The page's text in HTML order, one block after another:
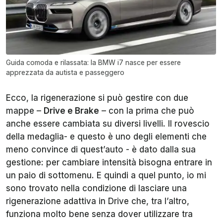
Guida comoda e rilassata: la BMW i7 nasce per essere
apprezzata da autista e passeggero
Ecco, la rigenerazione si può gestire con due
mappe – Drive e Brake – con la prima che può
anche essere cambiata su diversi livelli. Il rovescio
della medaglia- e questo è uno degli elementi che
meno convince di quest’auto - è dato dalla sua
gestione: per cambiare intensità bisogna entrare in
un paio di sottomenu. E quindi a quel punto, io mi
sono trovato nella condizione di lasciare una
rigenerazione adattiva in Drive che, tra l’altro,
funziona molto bene senza dover utilizzare tra